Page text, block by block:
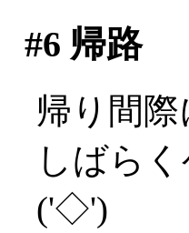
#6 帰路
帰り間
しばら
('◇')ゞ